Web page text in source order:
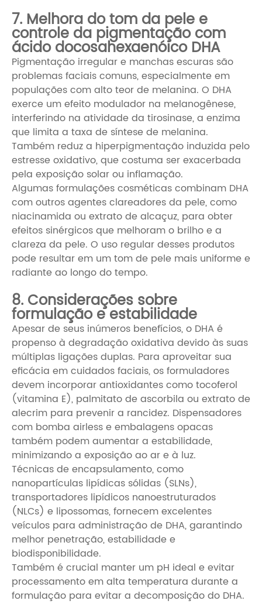
7. Melhora do tom da pele e
controle da pigmentação com
ácido docosahexaenóico DHA
Pigmentação irregular e manchas escuras são
problemas faciais comuns, especialmente em
populações com alto teor de melanina. O DHA
exerce um efeito modulador na melanogênese,
interferindo na atividade da tirosinase, a enzima
que limita a taxa de síntese de melanina.
Também reduz a hiperpigmentação induzida pelo
estresse oxidativo, que costuma ser exacerbada
pela exposição solar ou inflamação.
Algumas formulações cosméticas combinam DHA
com outros agentes clareadores da pele, como
niacinamida ou extrato de alcaçuz, para obter
efeitos sinérgicos que melhoram o brilho e a
clareza da pele. O uso regular desses produtos
pode resultar em um tom de pele mais uniforme e
radiante ao longo do tempo.
8. Considerações sobre
formulação e estabilidade
Apesar de seus inúmeros benefícios, o DHA é
propenso à degradação oxidativa devido às suas
múltiplas ligações duplas. Para aproveitar sua
eficácia em cuidados faciais, os formuladores
devem incorporar antioxidantes como tocoferol
(vitamina E), palmitato de ascorbila ou extrato de
alecrim para prevenir a rancidez. Dispensadores
com bomba airless e embalagens opacas
também podem aumentar a estabilidade,
minimizando a exposição ao ar e à luz.
Técnicas de encapsulamento, como
nanopartículas lipídicas sólidas (SLNs),
transportadores lipídicos nanoestruturados
(NLCs) e lipossomas, fornecem excelentes
veículos para administração de DHA, garantindo
melhor penetração, estabilidade e
biodisponibilidade.
Também é crucial manter um pH ideal e evitar
processamento em alta temperatura durante a
formulação para evitar a decomposição do DHA.